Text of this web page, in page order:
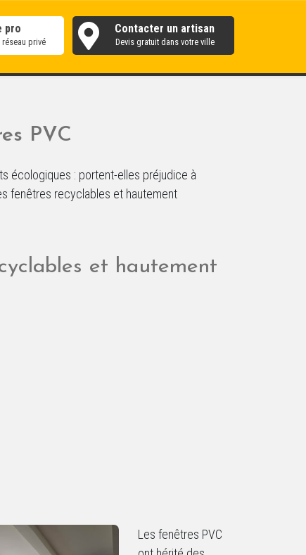
pro
privé
Contacter un artisan
Devis gratuit dans votre ville
PVC
écologiques : portent-elles préjudice à
fenêtres recyclables et hautement
et hautement
Les fenêtres PVC